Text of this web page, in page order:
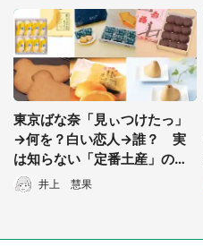
東京ばな奈「見ぃつけたっ」
→何を？白い恋人→誰？ 実
は知らない「定番土産」のス
トーリー6選
井上 慧果